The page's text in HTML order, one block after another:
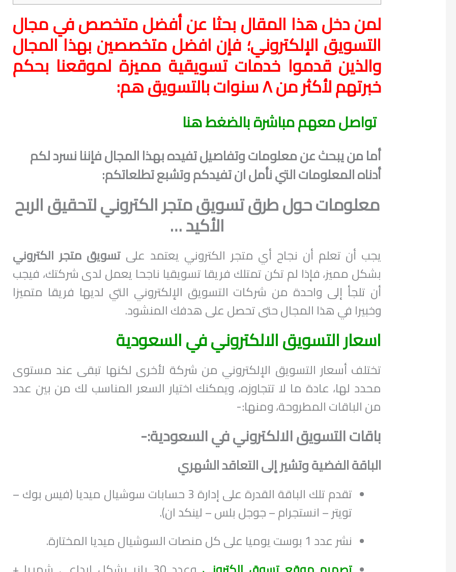
لمن دخل هذا المقال بحثا عن أفضل متخصص في مجال
التسويق الإلكتروني؛ فإن افضل متخصصين بهذا المجال
والذين قدموا خدمات تسويقية مميزة لموقعنا بحكم
خبرتهم لأكثر من ٨ سنوات بالتسويق هم:
تواصل معهم مباشرة بالضغط هنا
أما من يبحث عن معلومات وتفاصيل تفيده بهذا المجال فإننا نسرد لكم
أدناه المعلومات التي نأمل ان تفيدكم وتشبع تطلعاتكم:
معلومات حول طرق تسويق متجر الكتروني لتحقيق الربح
الأكيد …
يجب أن تعلم أن نجاح أي متجر الكتروني يعتمد على تسويق متجر الكتروني
بشكل مميز، فإذا لم تكن تمتلك فريقا تسويقيا ناجحا يعمل لدى شركتك، فيجب
أن تلجأ إلى واحدة من شركات التسويق الإلكتروني التي لديها فريقا متميزا
وخبيرا في هذا المجال حتى تحصل على هدفك المنشود.
اسعار التسويق الالكتروني في السعودية
تختلف أسعار التسويق الإلكتروني من شركة لأخرى لكنها تبقى عند مستوى
محدد لها، عادة ما لا تتجاوزه، ويمكنك اختيار السعر المناسب لك من بين عدد
من الباقات المطروحة، ومنها:-
باقات التسويق الالكتروني في السعودية:-
الباقة الفضية وتشير إلى التعاقد الشهري
تقدم تلك الباقة القدرة على إدارة 3 حسابات سوشيال ميديا (فيس بوك –
تويتر – انستجرام – جوجل بلس – لينكد ان).
نشر عدد 1 بوست يوميا على كل منصات السوشيال ميديا المختارة.